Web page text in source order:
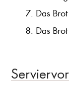
Das
Das